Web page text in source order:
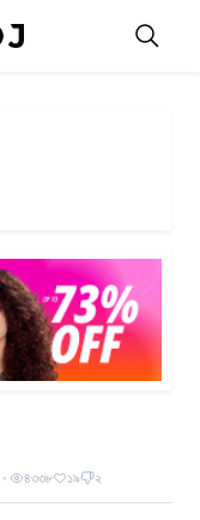
● ৪৩৩৮ ১৯ ২